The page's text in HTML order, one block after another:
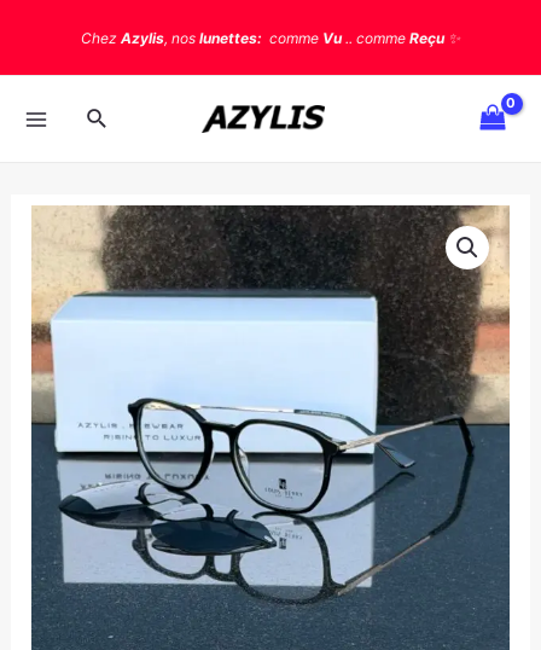
Chez Azylis, nos lunettes: comme Vu.. comme Reçu✨